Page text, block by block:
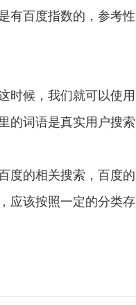
有百度指数的，参考性
时候，我们就可以使用
的词语是真实用户搜索
度的相关搜索，百度的
应该按照一定的分类存